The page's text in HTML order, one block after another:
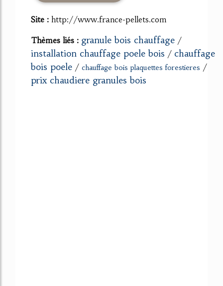
Site : http://www.france-pellets.com
Thèmes liés : granule bois chauffage /
installation chauffage poele bois / chauffage
bois poele / chauffage bois plaquettes forestieres /
prix chaudiere granules bois